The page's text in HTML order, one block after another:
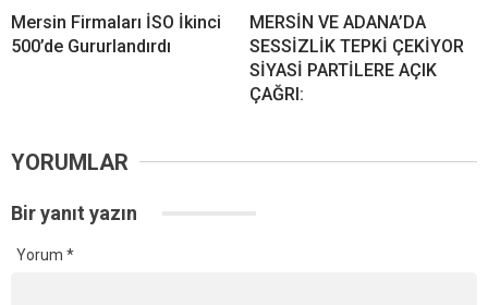
Mersin Firmaları İSO İkinci
500’de Gururlandırdı
MERSİN VE ADANA’DA
SESSİZLİK TEPKİ ÇEKİYOR
SİYASİ PARTİLERE AÇIK
ÇAĞRI:
YORUMLAR
Bir yanıt yazın
Yorum *